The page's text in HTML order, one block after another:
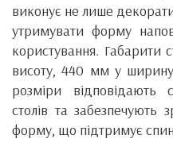
виконує не лише
утримувати форму
користування. Габарити
висоту, 440 мм у
розміри відповідають
столів та забезпечують
форму, що підтримує